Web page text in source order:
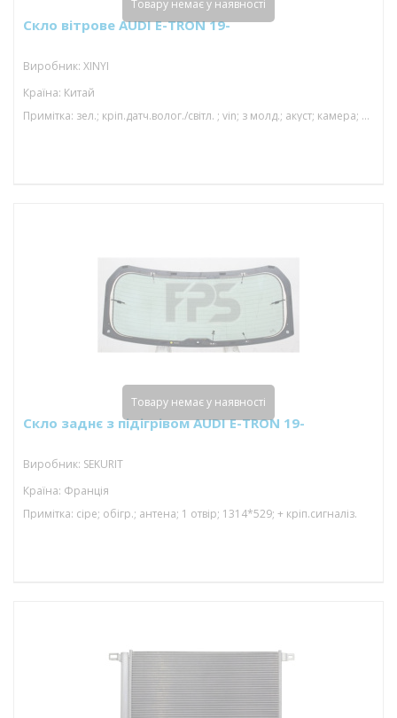
Скло вітрове AUDI E-TRON 19-
Виробник: XINYI
Країна: Китай
Примітка: зел.; кріп.датч.волог./світл. ; vin; з молд.; акуст; камера; 1568*863
Товару немає у наявності
Скло заднє з підігрівом AUDI E-TRON 19-
Виробник: SEKURIT
Країна: Франція
Примітка: сіре; обігр.; антена; 1 отвір; 1314*529; + кріп.сигналіз.
Товару немає у наявності